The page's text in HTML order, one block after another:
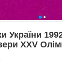
України
XXV